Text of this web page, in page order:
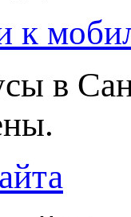
к
в